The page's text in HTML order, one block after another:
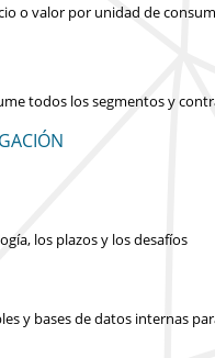
o valor por unidad de
todos los segmentos y
los plazos y los desafíos
y bases de datos internas